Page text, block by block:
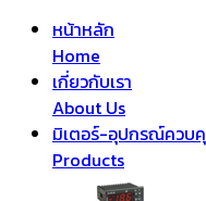
หน้าหลัก
Home
เกี่ยวกับเรา
About Us
มิเตอร์-อุปกรณ์ควบ
Products